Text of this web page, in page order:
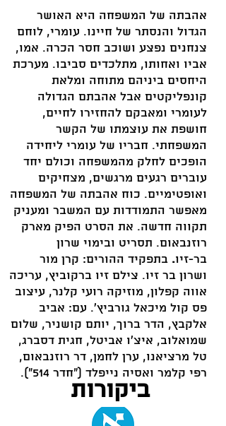
אהבתה של המשפחה היא האושר
הגדול והנסתר של חיינו. עומרי, לוחם
צנחנים נפצע ושוכב חסר הכרה. אמו,
אביו ואחותו, מתלכדים סביבו. מערכת
היחסים ביניהם מתוחה ומלאת
קונפליקטים אבל אהבתם הגדולה
לעומרי ומאבקם להחזירו לחיים,
חושפת את עוצמתו של הקשר
המשפחתי. חבריו של עומרי ליחידה
הופכים לחלק מהמשפחה וכולם יחד
עוברים רגעים מרגשים, מצחיקים
ואופטימיים. כוח אהבתה של המשפחה
מאפשר התמודדות עם המשבר ומעניק
תקווה חדשה. את הסרט הפיק מארק
רוזנבאום. תסריט ובימוי שרון
בר-זיו. בתפקיד ההורים: קרן מור
ושרון בר זיו. צילם זיו ברקוביץ, עריכה
אווה קפלון, מוזיקה רועי קלנר, עיצוב
פס קול מיכאל גורביץ'. עם: אביב
אלקבץ, הדר ברוך, יותם קושניר, שלום
שמואלוב, איצ'ו אביטל, חגית דסברג,
טל מרציאנו, ערן לחמן, דר רוזנבאום,
רפי קלמר ואסיה נייפלד ("חדר 514").
ביקורות